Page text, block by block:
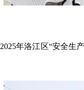
2025年洛江区“安全生